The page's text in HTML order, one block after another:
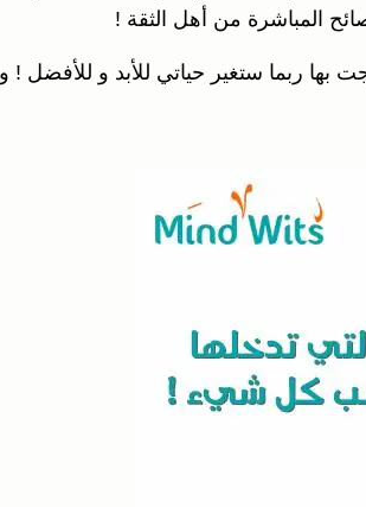
المباشرة من أهل الثقة !
ربما ستغير حياتي للأبد و للأفضل ! و